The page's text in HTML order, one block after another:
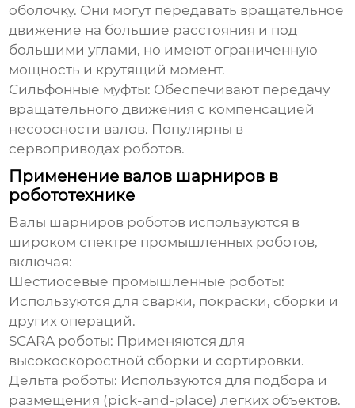
оболочку. Они могут передавать вращательное
движение на большие расстояния и под
большими углами, но имеют ограниченную
мощность и крутящий момент.
Сильфонные муфты: Обеспечивают передачу
вращательного движения с компенсацией
несоосности валов. Популярны в
сервоприводах роботов.
Применение валов шарниров в
робототехнике
Валы шарниров роботов используются в
широком спектре промышленных роботов,
включая:
Шестиосевые промышленные роботы:
Используются для сварки, покраски, сборки и
других операций.
SCARA роботы: Применяются для
высокоскоростной сборки и сортировки.
Дельта роботы: Используются для подбора и
размещения (pick-and-place) легких объектов.